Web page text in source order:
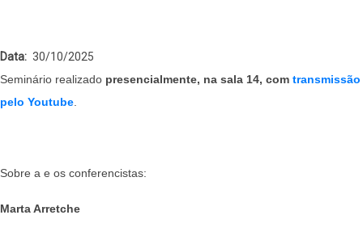
Data
30/10/2025
Seminário realizado presencialmente, na sala 14, com transmissão
pelo Youtube
Sobre a e os conferencistas:
Marta Arretche